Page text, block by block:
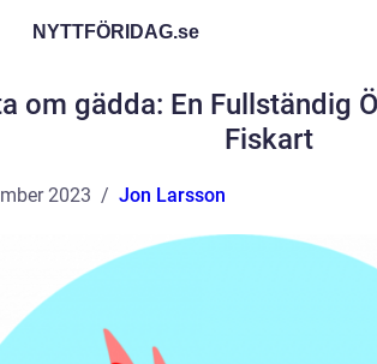
NYTTFÖRIDAG.se
om gädda: En Fullständig
Fiskart
2023 Jon Larsson